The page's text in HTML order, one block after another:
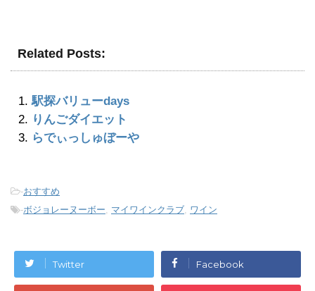
Related Posts:
駅探バリューdays
りんごダイエット
らでぃっしゅぼーや
-おすすめ
-ボジョレーヌーボー, マイワインクラブ, ワイン
Twitter Facebook